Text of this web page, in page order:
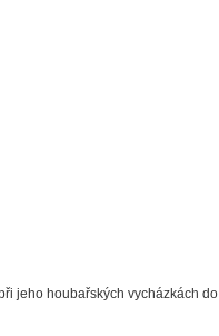
jeho houbařských vycházkách